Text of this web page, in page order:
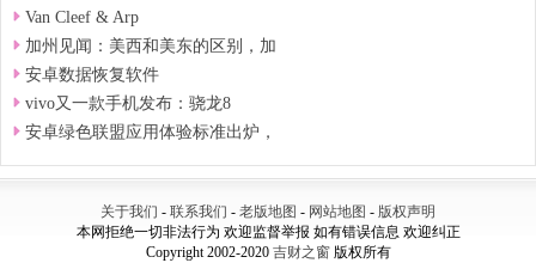
Van Cleef & Arp
加州见闻：美西和美东的区别，加
安卓数据恢复软件
vivo又一款手机发布：骁龙8
安卓绿色联盟应用体验标准出炉，
关于我们 - 联系我们 - 老版地图 - 网站地图 - 版权声明
本网拒绝一切非法行为 欢迎监督举报 如有错误信息 欢迎纠正
Copyright 2002-2020 吉财之窗版权所有